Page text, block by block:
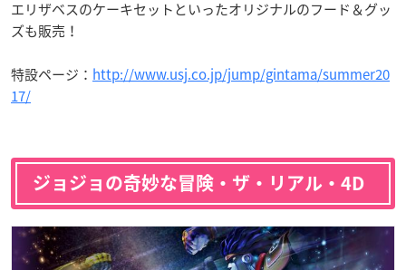
エリザベスのケーキセットといったオリジナルのフード＆グッ
ズも販売！
特設ページ： http://www.usj.co.jp/jump/gintama/summer20
17/
ジョジョの奇妙な冒険・ザ・リアル・4D